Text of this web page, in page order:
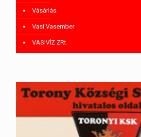
Vásárlás
Vasi Vasember
VASIVÍZ ZRt.